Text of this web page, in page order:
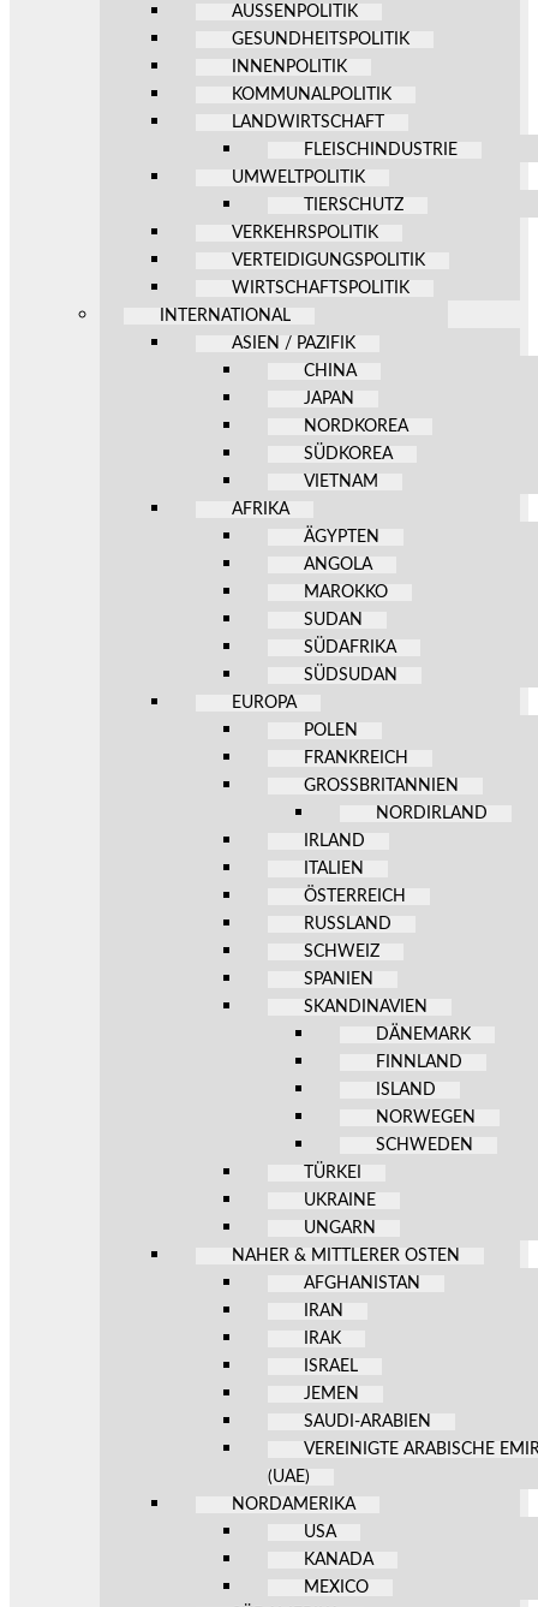
AUSSENPOLITIK
GESUNDHEITSPOLITIK
INNENPOLITIK
KOMMUNALPOLITIK
LANDWIRTSCHAFT
FLEISCHINDUSTRIE
UMWELTPOLITIK
TIERSCHUTZ
VERKEHRSPOLITIK
VERTEIDIGUNGSPOLITIK
WIRTSCHAFTSPOLITIK
INTERNATIONAL
ASIEN / PAZIFIK
CHINA
JAPAN
NORDKOREA
SÜDKOREA
VIETNAM
AFRIKA
ÄGYPTEN
ANGOLA
MAROKKO
SUDAN
SÜDAFRIKA
SÜDSUDAN
EUROPA
POLEN
FRANKREICH
GROSSBRITANNIEN
NORDIRLAND
IRLAND
ITALIEN
ÖSTERREICH
RUSSLAND
SCHWEIZ
SPANIEN
SKANDINAVIEN
DÄNEMARK
FINNLAND
ISLAND
NORWEGEN
SCHWEDEN
TÜRKEI
UKRAINE
UNGARN
NAHER & MITTLERER OSTEN
AFGHANISTAN
IRAN
IRAK
ISRAEL
JEMEN
SAUDI-ARABIEN
VEREINIGTE ARABISCHE
(UAE)
NORDAMERIKA
USA
KANADA
MEXICO